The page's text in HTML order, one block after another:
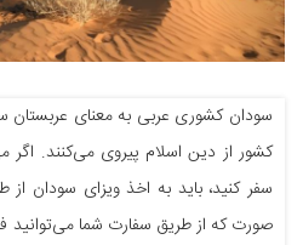
سودان کشوری عربی به معنای
کشور از دین اسلام پیروی می‌کنند. اگر
سفر کنید، باید به اخذ ویزای سودان
صورت که از طریق سفارت شما می‌توانید